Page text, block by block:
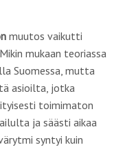
muutos vaikutti
mukaan teoriassa
Suomessa, mutta
asioilta, jotka
toimimaton
ja säästi aikaa
syntyi kuin